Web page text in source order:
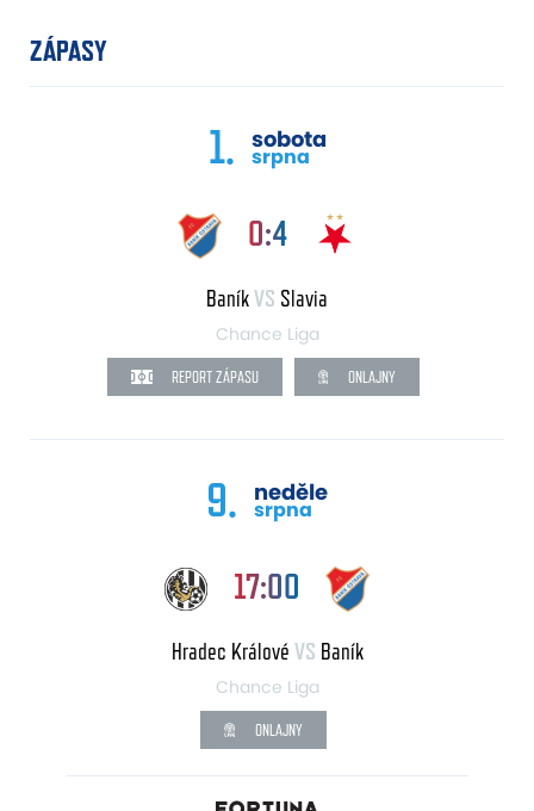
ZÁPASY
1. sobota
srpna
0:4
BaníkVS Slavia
Chance Liga
REPORT ZÁPASU ONLAJNY
9. neděle
srpna
17:00
Hradec Králové VS Baník
Chance Liga
ONLAJNY